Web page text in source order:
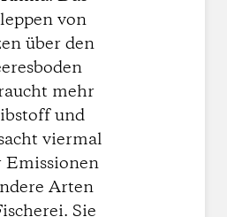
von
über den
mehr
und
viermal
Emissionen
Arten
Sie